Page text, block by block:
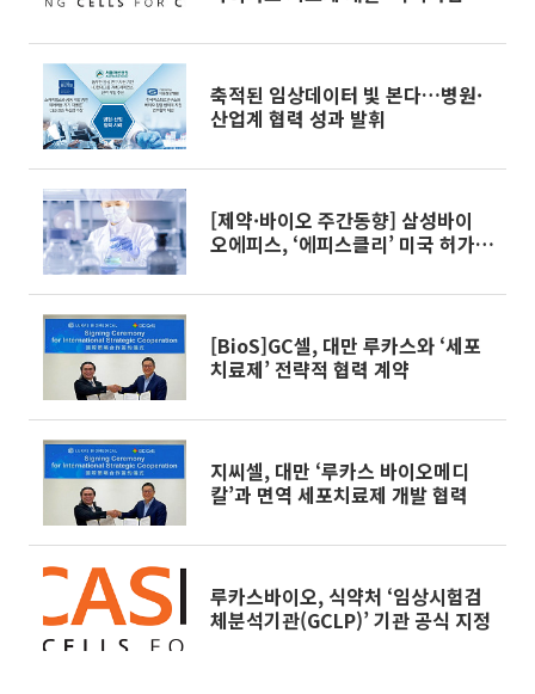
축적된 임상데이터 빛 본다…병원·
산업계 협력 성과 발휘
[제약·바이오 주간동향] 삼성바이
오에피스, ‘에피스클리’ 미국 허가
[BioS]GC셀, 대만 루카스와 ‘세포
치료제’ 전략적 협력 계약
지씨셀, 대만 ‘루카스 바이오메디
칼’과 면역 세포치료제 개발 협력
루카스바이오, 식약처 ‘임상시험검
체분석기관(GCLP)’ 기관 공식 지정